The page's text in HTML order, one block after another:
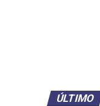
ÚLTIMO